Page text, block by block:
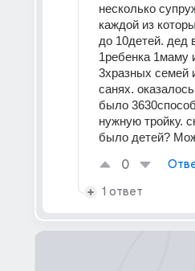
несколько
каждой из
до 10детей. дед
1ребенка 1маму
3хразных семей
санях.
было
нужную тройку.
было детей?
0
1 ответ